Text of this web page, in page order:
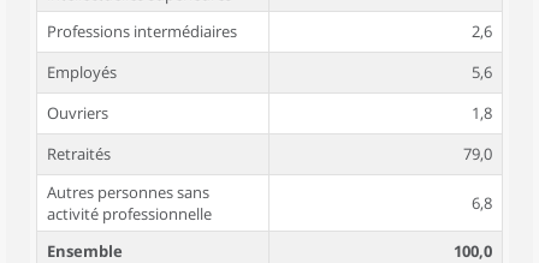
Professions intermédiaires
2,6
Employés
5,6
Ouvriers
1,8
Retraités
79,0
Autres personnes sans
activité professionnelle
6,8
Ensemble
100,0